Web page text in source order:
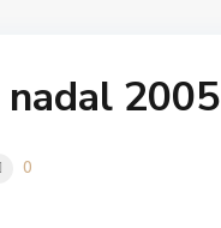
2005
0